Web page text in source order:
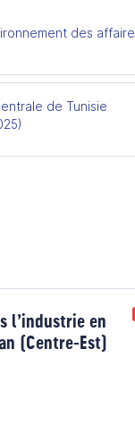
des
de Tunisie
l’industrie en
(Centre-Est)